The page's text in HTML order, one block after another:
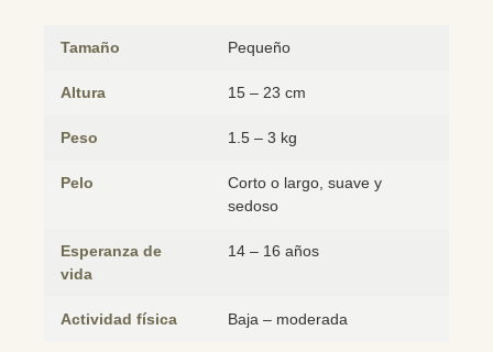
Tamaño Pequeño
Altura 15 – 23 cm
Peso 1.5 – 3 kg
Pelo
Corto o largo, suave y
sedoso
Esperanza de
vida
14 – 16 años
Actividad física Baja – moderada